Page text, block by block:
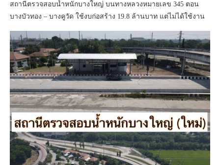
สถานีตรวจสอบน้ำหนักบางใหญ่ บนทางหลวงหมายเลข 345 ตอน
บางบัวทอง – บางคูวัด ใช้งบก่อสร้าง 19.8 ล้านบาท แต่ไม่ได้ใช้งาน